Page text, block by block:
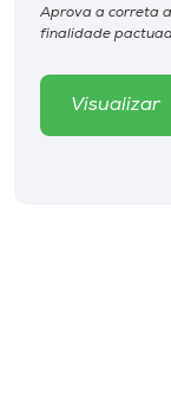
Museu
Aprova a correta
finalidade
Visualizar